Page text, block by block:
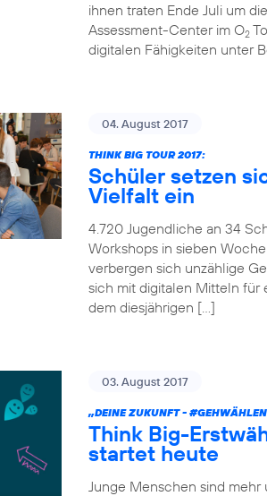
ihnen traten Ende Juli um
Assessment-Center im O2
digitalen Fähigkeiten unter
04. August 2017
THINK BIG TOUR 2017:
Schüler setzen
Vielfalt ein
4.720 Jugendliche an 34
Workshops in sieben
verbergen sich unzählige
sich mit digitalen Mitteln für
dem diesjährigen […]
03. August 2017
„DEINE ZUKUNFT - #GEHWÄHLEN
Think Big-
startet heute
Junge Menschen sind